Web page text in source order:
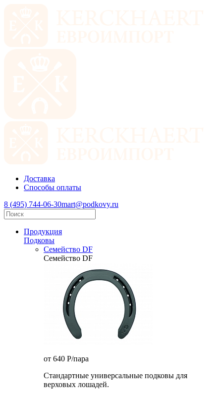
Доставка
Способы оплаты
8 (495) 744-06-30mart@podkovy.ru
Продукция
Подковы
Семейство DF
Семейство DF
от 640 P/пара
Стандартные универсальные подковы для
верховых лошадей.